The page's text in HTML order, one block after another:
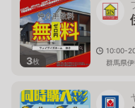
3枚
10:00-
群馬県